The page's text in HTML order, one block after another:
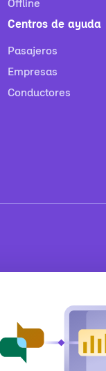
Offline
Centros de ayuda
Pasajeros
Empresas
Conductores